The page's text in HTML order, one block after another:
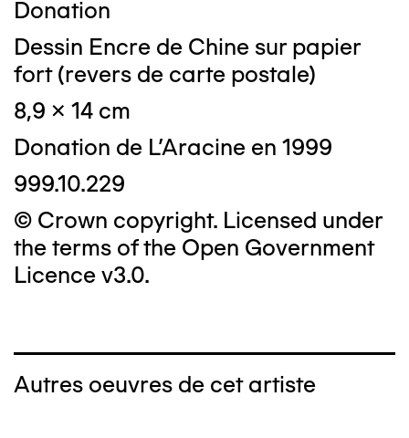
Donation
Dessin Encre de Chine sur papier
fort (revers de carte postale)
8,9 x 14 cm
Donation de L'Aracine en 1999
999.10.229
© Crown copyright. Licensed under
the terms of the Open Government
Licence v3.0.
Autres oeuvres de cet artiste